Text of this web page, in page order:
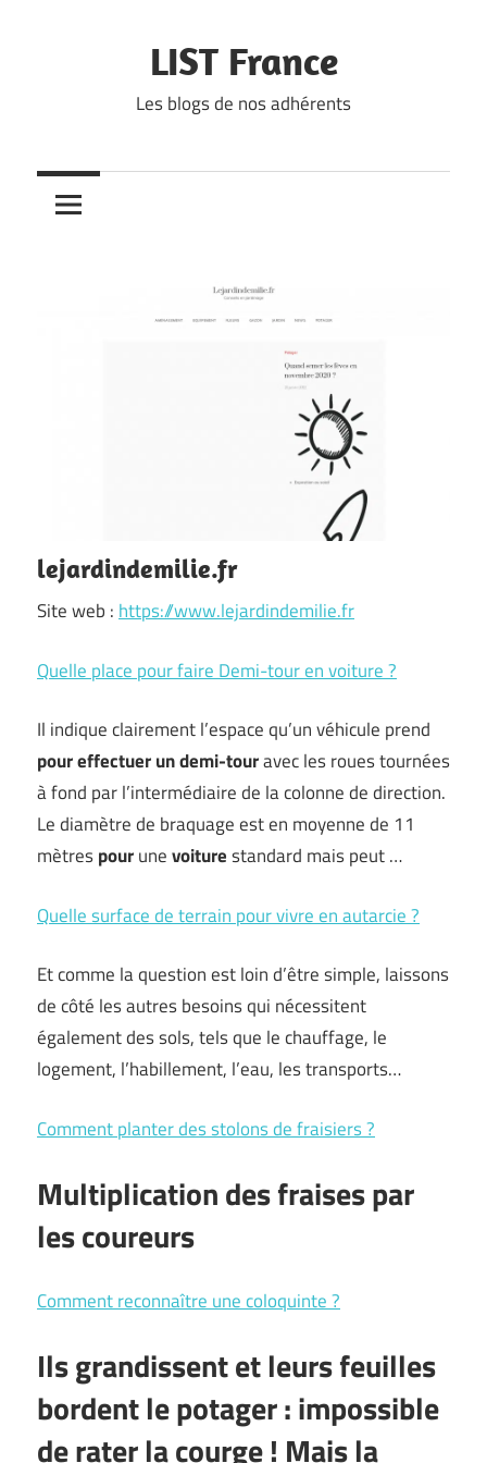
LIST France
Les blogs de nos adhérents
lejardindemilie.fr
Site web : https://www.lejardindemilie.fr
Quelle place pour faire Demi-tour en voiture ?
Il indique clairement l’espace qu’un véhicule prend
pour effectuerundemi-touravec les roues tournées
à fond par l’intermédiaire de la colonne de direction.
Le diamètre de braquage est en moyenne de 11
mètrespourunevoiturestandard mais peut …
Quelle surface de terrain pour vivre en autarcie ?
Et comme la question est loin d’être simple, laissons
de côté les autres besoins qui nécessitent
également des sols, tels que le chauffage, le
logement, l’habillement, l’eau, les transports…
Comment planter des stolons de fraisiers ?
Multiplication des fraises par
les coureurs
Comment reconnaître une coloquinte ?
Ils grandissent et leurs feuilles
bordent le potager : impossible
de rater la courge ! Mais la